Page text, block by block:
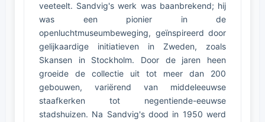
veeteelt. Sandvig's werk was baanbrekend; hij
was een pionier in de
openluchtmuseumbeweging, geïnspireerd door
gelijkaardige initiatieven in Zweden, zoals
Skansen in Stockholm. Door de jaren heen
groeide de collectie uit tot meer dan 200
gebouwen, variërend van middeleeuwse
staafkerken tot negentiende-eeuwse
stadshuizen. Na Sandvig's dood in 1950 werd